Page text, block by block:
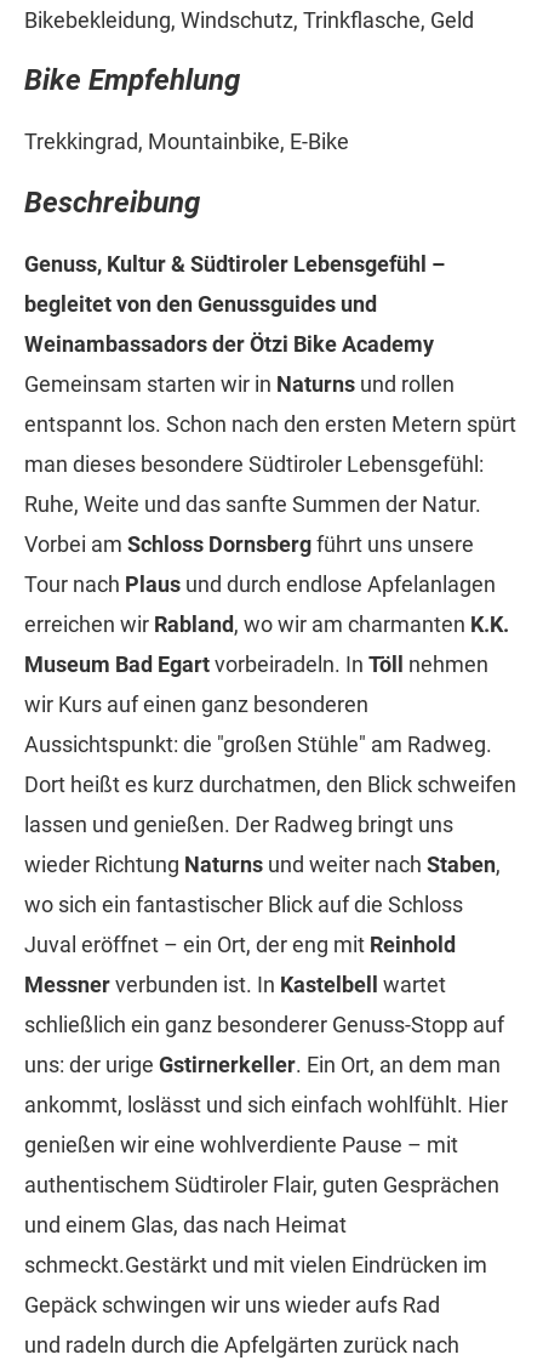
Bikebekleidung, Windschutz, Trinkflasche, Geld
Bike Empfehlung
Trekkingrad, Mountainbike, E-Bike
Beschreibung
Genuss, Kultur & Südtiroler Lebensgefühl –
begleitet von den Genussguides und
Weinambassadors der Ötzi Bike Academy
Gemeinsam starten wir in Naturns und rollen
entspannt los. Schon nach den ersten Metern spürt
man dieses besondere Südtiroler Lebensgefühl:
Ruhe, Weite und das sanfte Summen der Natur.
Vorbei am Schloss Dornsbergführt uns unsere
Tour nach Plaus und durch endlose Apfelanlagen
erreichen wir Rabland, wo wir am charmanten K.K.
Museum Bad Egartvorbeiradeln. In Töll
nehmen
wir Kurs auf einen ganz besonderen
Aussichtspunkt: die "großen Stühle" am Radweg.
Dort heißt es kurz durchatmen, den Blick schweifen
lassen und genießen. Der Radweg bringt uns
wieder Richtung Naturns und weiter nach Staben,
wo sich ein fantastischer Blick auf die Schloss
Juval eröffnet – ein Ort, der eng mit Reinhold
Messnerverbunden ist. In Kastelbell
wartet
schließlich ein ganz besonderer Genuss-Stopp auf
uns: der urige Gstirnerkeller. Ein Ort, an dem man
ankommt, loslässt und sich einfach wohlfühlt. Hier
genießen wir eine wohlverdiente Pause – mit
authentischem Südtiroler Flair, guten Gesprächen
und einem Glas, das nach Heimat
schmeckt.Gestärkt und mit vielen Eindrücken im
Gepäck schwingen wir uns wieder aufs Rad
und radeln durch die Apfelgärten zurück nach